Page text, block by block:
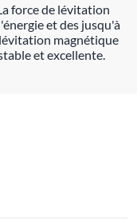
force de lévitation
et des jusqu'à
magnétique
et excellente.